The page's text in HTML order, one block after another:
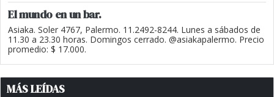
El mundo en un bar.
Asiaka. Soler 4767, Palermo. 11.2492-8244. Lunes a sábados de
11.30 a 23.30 horas. Domingos cerrado. @asiakapalermo. Precio
promedio: $ 17.000.
MÁS LEÍDAS